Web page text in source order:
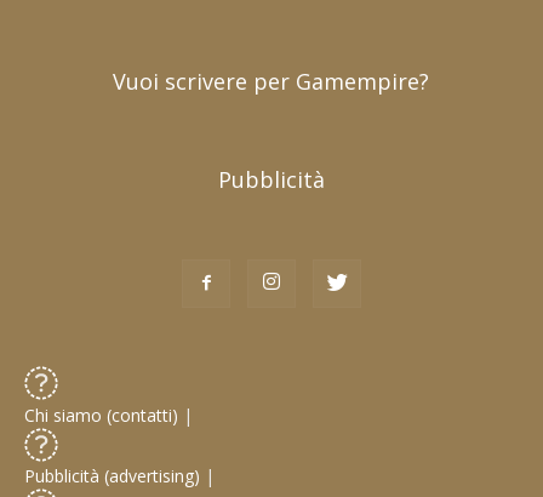
Vuoi scrivere per Gamempire?
Pubblicità
Chi siamo (contatti) |
Pubblicità (advertising) |